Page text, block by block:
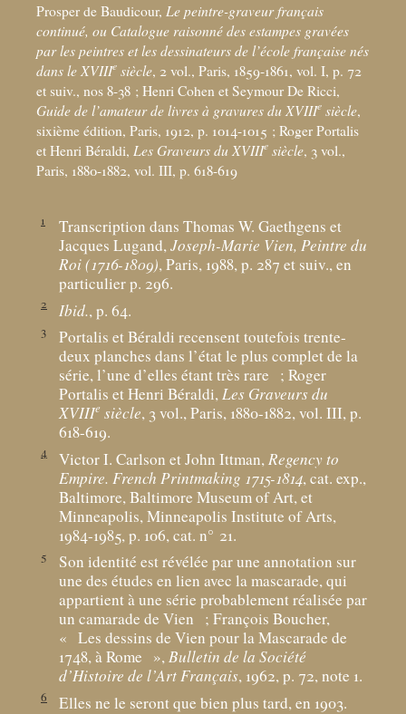
Prosper de Baudicour, Le peintre-graveur français
continué, ou Catalogue raisonné des estampes gravées
par les peintres et les dessinateurs de l’école française nés
dans le XVIIIe siècle, 2 vol., Paris, 1859-1861, vol. I, p. 72
et suiv., nos 8-38 ; Henri Cohen et Seymour De Ricci,
Guide de l’amateur de livres à gravures du XVIIIe siècle,
sixième édition, Paris, 1912, p. 1014-1015 ; Roger Portalis
et Henri Béraldi, Les Graveurs du XVIIIe siècle, 3 vol.,
Paris, 1880-1882, vol. III, p. 618-619
1
Transcription dans Thomas W. Gaethgens et
Jacques Lugand,Joseph-Marie Vien, Peintre du
Roi (1716-1809), Paris, 1988, p. 287 et suiv., en
particulier p. 296.
2 Ibid., p. 64.
3
Portalis et Béraldi recensent toutefois trente-
deux planches dans l’état le plus complet de la
série, l’une d’elles étant très rare
; Roger
Portalis et Henri Béraldi,Les Graveurs du
XVIIIe siècle, 3 vol., Paris, 1880-1882, vol. III, p.
618-619.
4 Victor I. Carlson et John Ittman,Regency to
Empire. French Printmaking 1715-1814, cat. exp.,
Baltimore, Baltimore Museum of Art, et
Minneapolis, Minneapolis Institute of Arts,
1984-1985, p. 106, cat. n° 21.
5
Son identité est révélée par une annotation sur
une des études en lien avec la mascarade, qui
appartient à une série probablement réalisée par
un camarade de Vien
; François Boucher,
« Les dessins de Vien pour la Mascarade de
1748, à Rome
»,Bulletin de la Société
d’Histoire de l’Art Français, 1962, p. 72, note 1.
6 Elles ne le seront que bien plus tard, en 1903.